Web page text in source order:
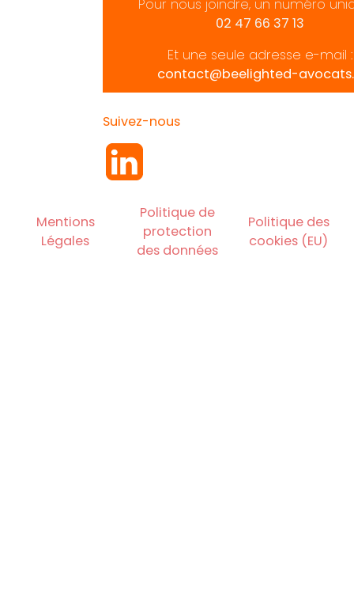
Pour nous joindre, un numéro
02 47 66 37 13
Et une seule adresse e-mail :
contact@beelighted-
Suivez-nous
Mentions
Légales
Politique de
protection
des données
Politique des
cookies (EU)